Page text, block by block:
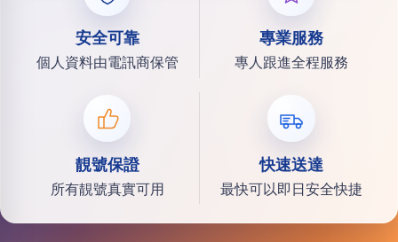
安全可靠
個人資料由電訊商保管
專業服務
專人跟進全程服務
靚號保證
所有靚號真實可用
快速送達
最快可以即日安全快捷